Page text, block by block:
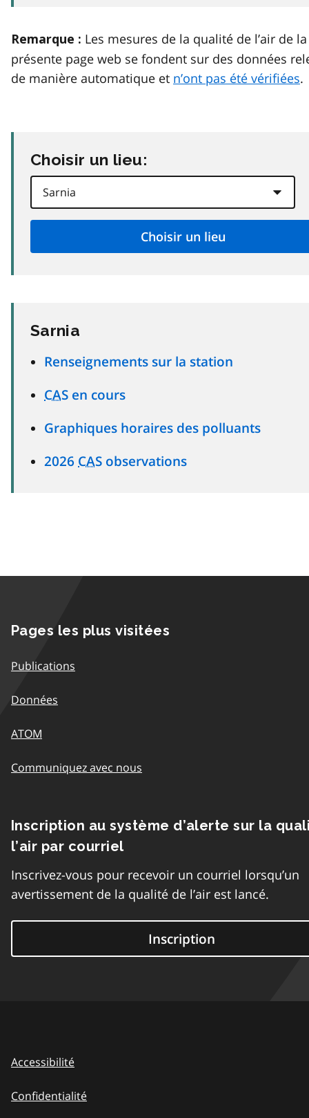
Remarque : Les mesures de la qualité de l’air de la
présente page web se fondent sur des données
de manière automatique et n’ont pas été vérifiées.
Choisir un lieu:
Sarnia
Renseignements sur la station
CAS en cours
Graphiques horaires des polluants
2026 CAS observations
Pages les plus visitées
Publications
Données
ATOM
Communiquez avec nous
Inscription au système d’alerte sur la
l’air par courriel
Inscrivez-vous pour recevoir un courriel lorsqu’un
avertissement de la qualité de l’air est lancé.
Inscription
Accessibilité
Confidentialité